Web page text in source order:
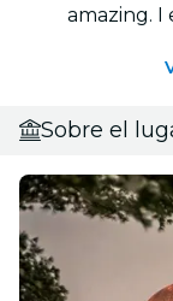
amazing. I
Sobre el